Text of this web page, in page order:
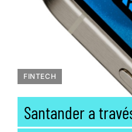
FINTECH
Santander a